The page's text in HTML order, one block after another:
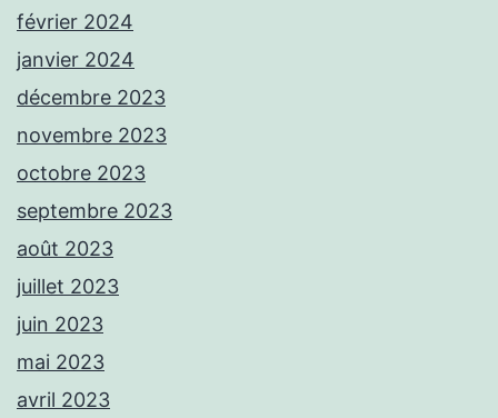
février 2024
janvier 2024
décembre 2023
novembre 2023
octobre 2023
septembre 2023
août 2023
juillet 2023
juin 2023
mai 2023
avril 2023